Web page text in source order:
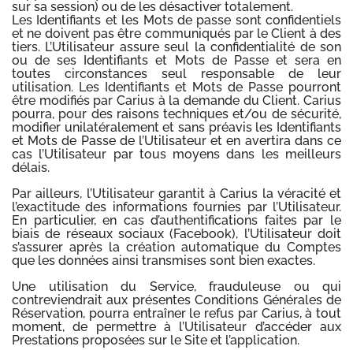
sur sa session) ou de les désactiver totalement.
Les Identifiants et les Mots de passe sont confidentiels
et ne doivent pas être communiqués par le Client à des
tiers. L’Utilisateur assure seul la confidentialité de son
ou de ses Identifiants et Mots de Passe et sera en
toutes circonstances seul responsable de leur
utilisation. Les Identifiants et Mots de Passe pourront
être modifiés par Carius à la demande du Client. Carius
pourra, pour des raisons techniques et/ou de sécurité,
modifier unilatéralement et sans préavis les Identifiants
et Mots de Passe de l’Utilisateur et en avertira dans ce
cas l’Utilisateur par tous moyens dans les meilleurs
délais.
Par ailleurs, l’Utilisateur garantit à Carius la véracité et
l’exactitude des informations fournies par l’Utilisateur.
En particulier, en cas d’authentifications faites par le
biais de réseaux sociaux (Facebook), l’Utilisateur doit
s’assurer après la création automatique du Comptes
que les données ainsi transmises sont bien exactes.
Une utilisation du Service, frauduleuse ou qui
contreviendrait aux présentes Conditions Générales de
Réservation, pourra entraîner le refus par Carius, à tout
moment, de permettre à l’Utilisateur d’accéder aux
Prestations proposées sur le Site et l’application.